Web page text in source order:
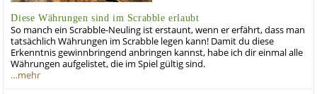
Diese Währungen sind im Scrabble erlaubt
So manch ein Scrabble-Neuling ist erstaunt, wenn er erfährt, dass man
tatsächlich Währungen im Scrabble legen kann! Damit du diese
Erkenntnis gewinnbringend anbringen kannst, habe ich dir einmal alle
Währungen aufgelistet, die im Spiel gültig sind.
…mehr